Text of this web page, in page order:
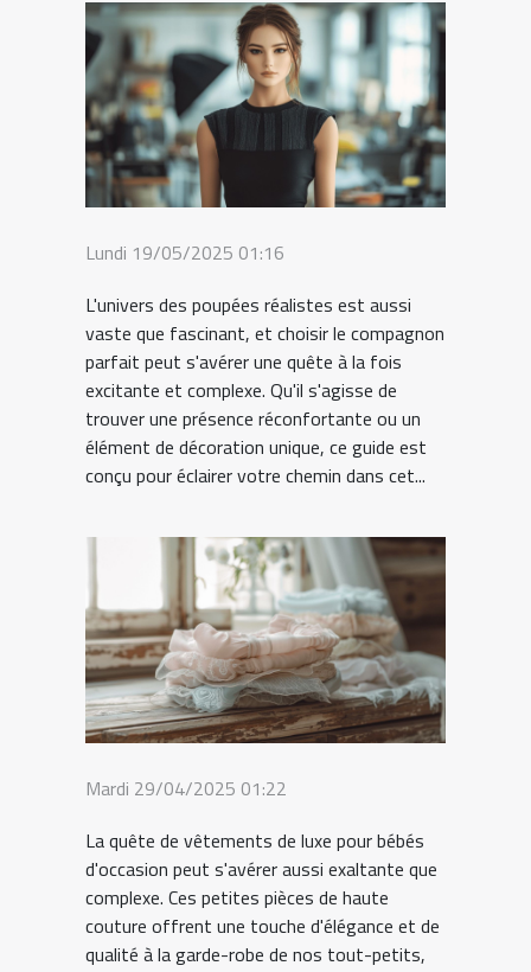
Lundi 19/05/2025 01:16
L'univers des poupées réalistes est aussi
vaste que fascinant, et choisir le compagnon
parfait peut s'avérer une quête à la fois
excitante et complexe. Qu'il s'agisse de
trouver une présence réconfortante ou un
élément de décoration unique, ce guide est
conçu pour éclairer votre chemin dans cet...
Mardi 29/04/2025 01:22
La quête de vêtements de luxe pour bébés
d'occasion peut s'avérer aussi exaltante que
complexe. Ces petites pièces de haute
couture offrent une touche d'élégance et de
qualité à la garde-robe de nos tout-petits,